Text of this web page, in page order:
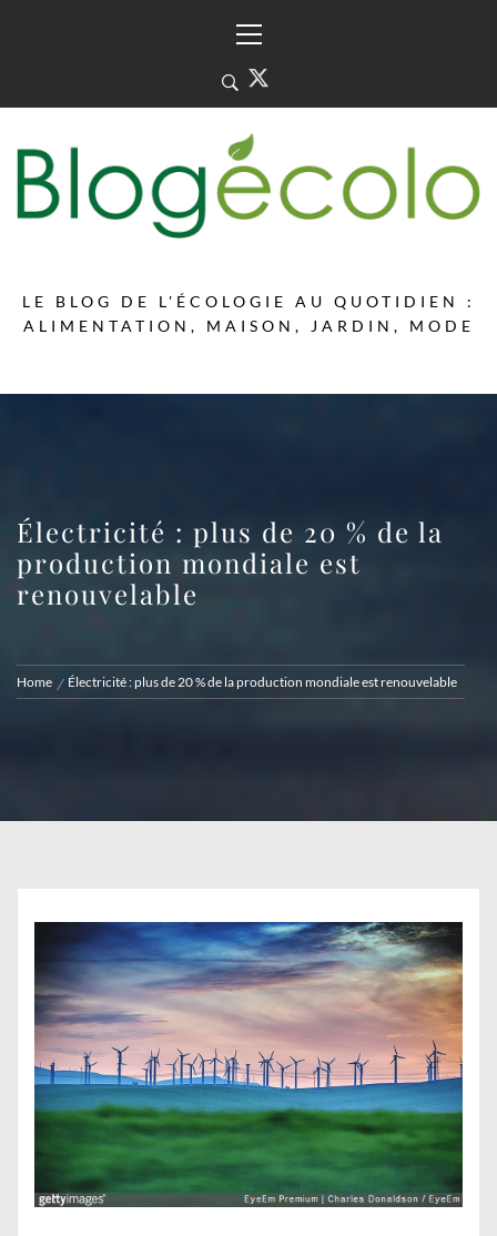
Menu
LE BLOG DE L'ÉCOLOGIE AU QUOTIDIEN :
ALIMENTATION, MAISON, JARDIN, MODE
Électricité : plus de 20 % de la
production mondiale est
renouvelable
Home Électricité : plus de 20 % de la production mondiale est renouvelable